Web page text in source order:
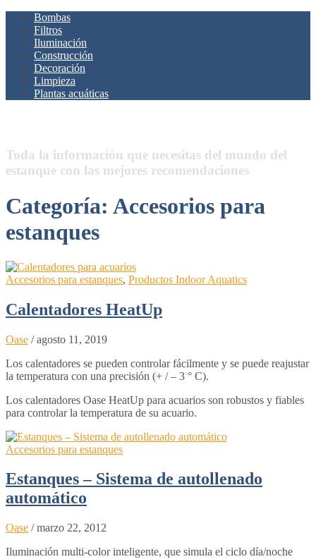
Bombas
Filtros
Iluminación
Construcción
Decoración
Limpieza
Plantas acuáticas
Toda la información que necesitas del mundo del
estanque con las mejores recomendaciones
Categoría: Accesorios para
estanques
Accesorios para estanques, Productos Indoor Aquatics
Calentadores HeatUp
Oase /agosto 11, 2019
Los calentadores se pueden controlar fácilmente y se puede reajustar
la temperatura con una precisión (+ / – 3 ° C).
Los calentadores Oase HeatUp para acuarios son robustos y fiables
para controlar la temperatura de su acuario.
Accesorios para estanques
Estanques – Sistema de autollenado
automático
Oase /marzo 22, 2012
Iluminación multi-color inteligente, que simula el ciclo día/noche